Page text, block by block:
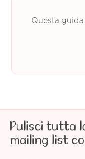
Questa
Pulisci tutta
mailing list